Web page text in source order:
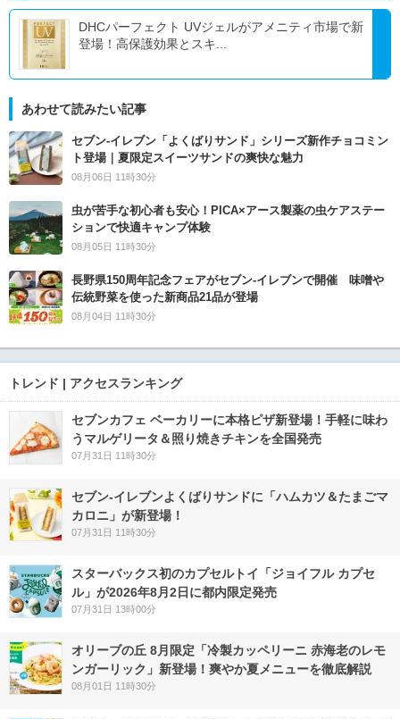
DHCパーフェクト UVジェルがアメニティ市場で新
登場！高保護効果とスキ...
あわせて読みたい記事
セブン‐イレブン「よくばりサンド」シリーズ新作チョコミン
ト登場｜夏限定スイーツサンドの爽快な魅力
08月06日 11時30分
虫が苦手な初心者も安心！PICA×アース製薬の虫ケアステー
ションで快適キャンプ体験
08月05日 11時30分
長野県150周年記念フェアがセブン-イレブンで開催 味噌や
伝統野菜を使った新商品21品が登場
08月04日 11時30分
トレンド | アクセスランキング
セブンカフェ ベーカリーに本格ピザ新登場！手軽に味わ
うマルゲリータ＆照り焼きチキンを全国発売
07月31日 11時30分
セブン‐イレブンよくばりサンドに「ハムカツ＆たまごマ
カロニ」が新登場！
07月31日 11時30分
スターバックス初のカプセルトイ「ジョイフル カプセ
ル」が2026年8月2日に都内限定発売
07月31日 13時00分
オリーブの丘 8月限定「冷製カッペリーニ 赤海老のレモ
ンガーリック」新登場！爽やか夏メニューを徹底解説
08月01日 11時30分